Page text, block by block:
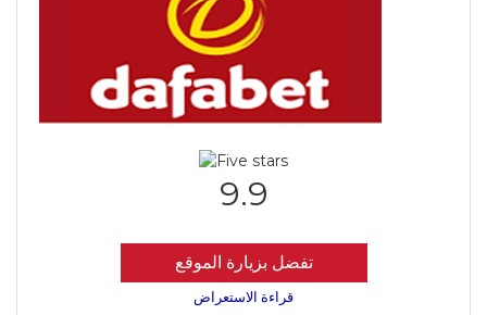
9.9
تفضل بزيارة الموقع
قراءة الاستعراض